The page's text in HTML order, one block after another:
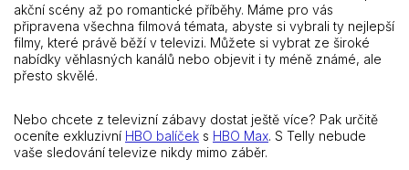
akční scény až po romantické příběhy. Máme pro vás
připravena všechna filmová témata, abyste si vybrali ty nejlepší
filmy, které právě běží v televizi. Můžete si vybrat ze široké
nabídky věhlasných kanálů nebo objevit i ty méně známé, ale
přesto skvělé.
Nebo chcete z televizní zábavy dostat ještě více? Pak určitě
oceníte exkluzivní HBO balíček s HBO Max. S Telly nebude
vaše sledování televize nikdy mimo záběr.